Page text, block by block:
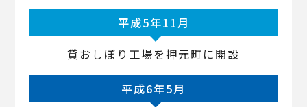
平成5年11月
貸おしぼり工場を押元町に開設
平成6年5月